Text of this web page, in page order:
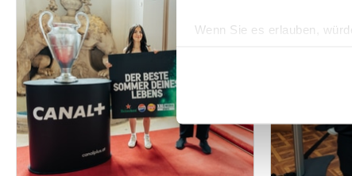
Wenn Sie es erlauben,
Erfahren Sie mehr
Wir verwenden Cookies,
und die Zugriffe auf unsere